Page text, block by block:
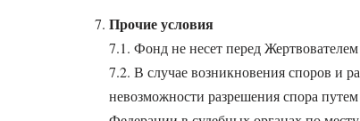
Прочие условия
7.1. Фонд не несет перед
7.2. В случае возникновения споров и
невозможности разрешения спора